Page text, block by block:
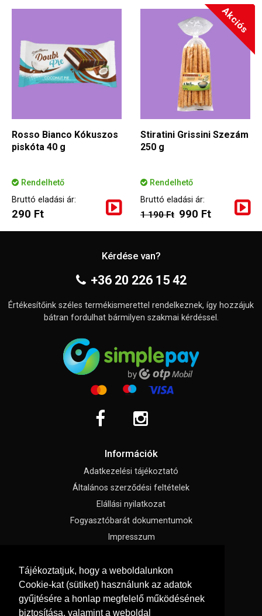
Tájékoztatjuk, hogy a weboldalunkon
Cookie-kat (sütiket) használunk az adatok
gyűjtésére a honlap megfelelő működésének
biztosítása, valamint a weboldal
Rosso Bianco Kókuszos
piskóta 40 g
Rendelhető
Bruttó eladási ár:
290 Ft
Akciós
Stiratini Grissini Szezám
250 g
Rendelhető
Bruttó eladási ár:
1 190 Ft 990 Ft
Kérdése van?
+36 20 226 15 42
Értékesítőink széles termékismerettel rendelkeznek, így hozzájuk
bátran fordulhat bármilyen szakmai kérdéssel.
Információk
Adatkezelési tájékoztató
Általános szerződési feltételek
Elállási nyilatkozat
Fogyasztóbarát dokumentumok
Impresszum
Menü
Hírek, érdekességek